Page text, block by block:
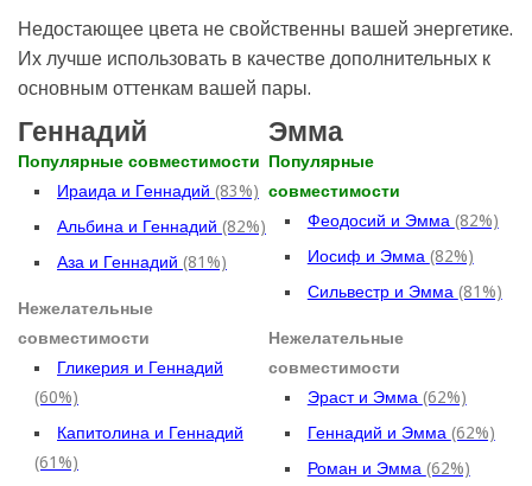
Недостающее цвета не свойственны вашей энергетике.
Их лучше использовать в качестве дополнительных к
основным оттенкам вашей пары.
Геннадий
Популярные совместимости
Ираида и Геннадий (83%)
Альбина и Геннадий (82%)
Аза и Геннадий (81%)
Нежелательные
совместимости
Гликерия и Геннадий
(60%)
Капитолина и Геннадий
(61%)
Эмма
Популярные
совместимости
Феодосий и Эмма (82%)
Иосиф и Эмма (82%)
Сильвестр и Эмма (81%)
Нежелательные
совместимости
Эраст и Эмма (62%)
Геннадий и Эмма (62%)
Роман и Эмма (62%)